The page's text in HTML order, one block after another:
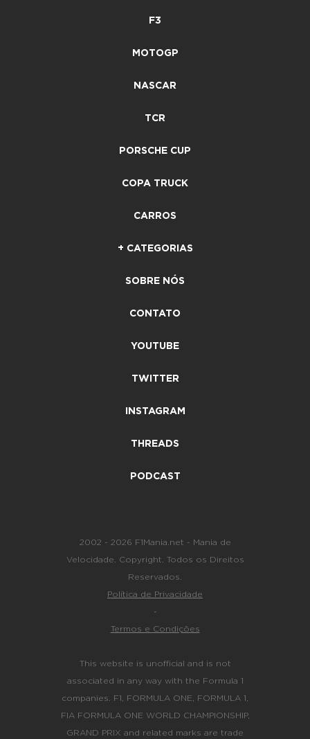
F3
MOTOGP
NASCAR
TCR
PORSCHE CUP
COPA TRUCK
CARROS
+ CATEGORIAS
SOBRE NÓS
CONTATO
YOUTUBE
TWITTER
INSTAGRAM
THREADS
PODCAST
2002 - 2026 F1Mania.net - Mania de
Velocidade. Copyright. Todos os Direitos
Reservados.
Política de Privacidade
-
Termos e Condições
This website is unofficial and is not
associated in any way with the Formula 1
companies. F1, FORMULA ONE, FORMULA 1,
FIA FORMULA ONE WORLD CHAMPIONSHIP,
GRAND PRIX and related marks are trade